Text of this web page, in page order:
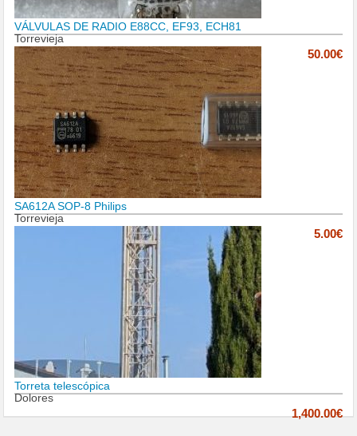
VÁLVULAS DE RADIO E88CC, EF93, ECH81
Torrevieja
50.00€
SA612A SOP-8 Philips
Torrevieja
5.00€
Torreta telescópica
Dolores
1,400.00€